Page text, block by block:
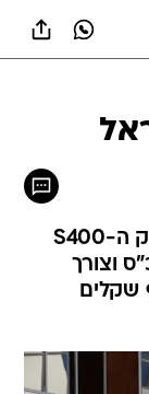
כלמוביל יבואנית מרצדס החלה בשיווק ה-S400
היברידי המפיק 300 כ"ס וצורך